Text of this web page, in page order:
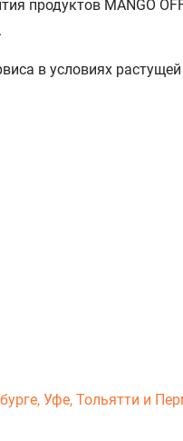
продуктов MANGO
в условиях
Уфе, Тольятти и